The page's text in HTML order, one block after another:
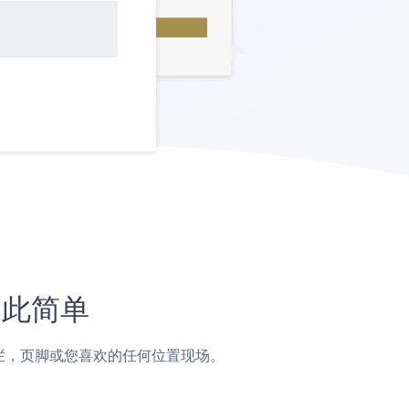
简单
页脚或您喜欢的任何位置现场。